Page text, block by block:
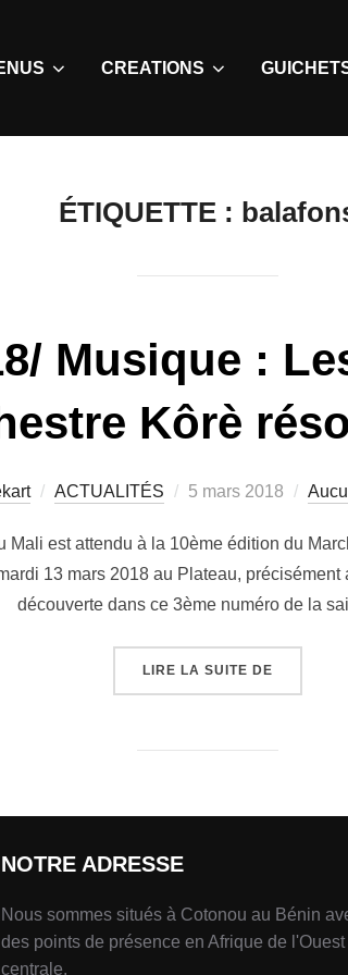
CREATIONS
ÉTIQUETTE :
Musique :
Kôrè
ACTUALITÉS 5 mars 2018
Mali est attendu à la 10ème édition du
13 mars 2018 au Plateau,
découverte dans ce 3ème numéro de la
LIRE LA SUITE DE
NOTRE ADRESSE
Nous sommes situés à Cotonou au Bénin
des points de présence en Afrique de l'Ouest
centrale.